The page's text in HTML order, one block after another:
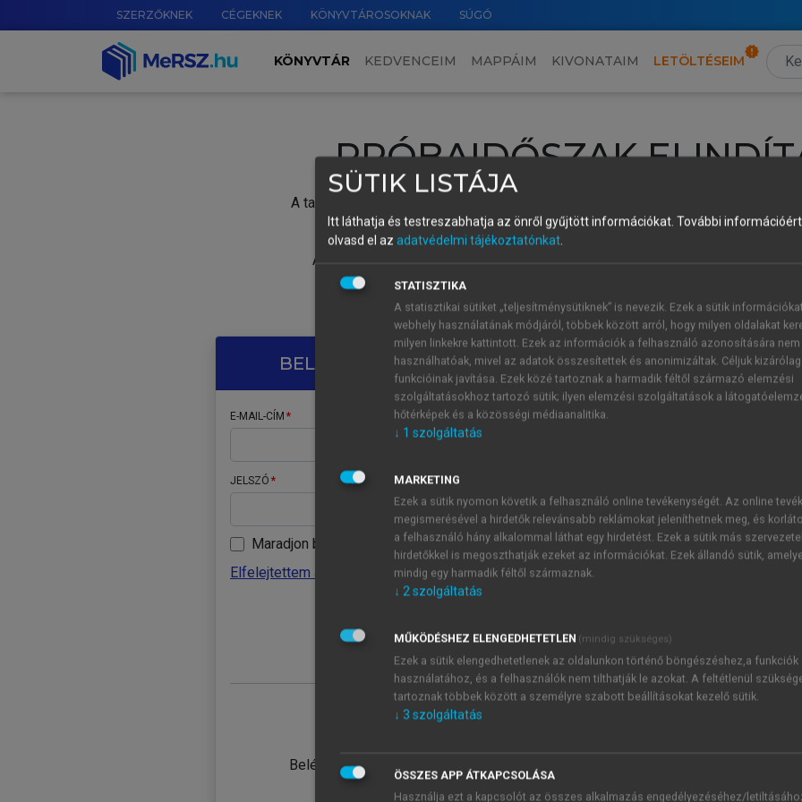
SZERZŐKNEK CÉGEKNEK KÖNYVTÁROSOKNAK SÚGÓ
KÖNYVTÁR KEDVENCEIM MAPPÁIM KIVONATAIM LETÖLTÉSEIM
PRÓBAIDŐSZAK
A tartalom megtekintéséhez lépj be a saját fiókoddal, iskolai azonosítóddal vagy
Új felhasználóként1 óra díjmentes hozzáférésrevagy
A próbaidőszak elindításához,
vagy hozz
A regisztráció után a
BELÉPÉS SAJÁT FIÓKKAL
E-MAIL-CÍM
JELSZÓ
Maradjon belépve
Elfelejtettem a jelszavamat
Belépés intézményi azonosítóval
ÚJ FIÓK
1 óra
JELSZÓ
Kérek értesítést a MeRSZ
Kérek értesítést az
SÜTIK LISTÁJA
Itt láthatja és testreszabhatja az önről gyűjtött információkat. További
olvasd el az adatvédelmi tájékoztatónkat.
STATISZTIKA
A statisztikai sütiket „teljesítménysütiknek” is nevezik. Ezek a sütik
webhely használatának módjáról, többek között arról, hogy milyen oldalakat
milyen linkekre kattintott. Ezek az információk a felhasználó azonosítására nem
használhatóak, mivel az adatok összesítettek és anonimizáltak. Céljuk
funkcióinak javítása. Ezek közé tartoznak a harmadik féltől származó elemzési
szolgáltatásokhoz tartozó sütik; ilyen elemzési szolgáltatások a
hőtérképek és a közösségi médiaanalitika.
↓ 1 szolgáltatás
MARKETING
Ezek a sütik nyomon követik a felhasználó online tevékenységét. Az online
megismerésével a hirdetők relevánsabb reklámokat jeleníthetnek meg, és
a felhasználó hány alkalommal láthat egy hirdetést. Ezek a sütik más
hirdetőkkel is megoszthatják ezeket az információkat. Ezek állandó sütik,
mindig egy harmadik féltől származnak.
↓ 2szolgáltatás
MŰKÖDÉSHEZ ELENGEDHETETLEN (mindig szükséges)
Ezek a sütik elengedhetetlenek az oldalunkon történő böngészéshez,a funkciók
használatához, és a felhasználók nem tilthatják le azokat. A feltétlenül
tartoznak többek között a személyre szabott beállításokat kezelő sütik.
↓ 3 szolgáltatás
ÖSSZES APP ÁTKAPCSOLÁSA
Használja ezt a kapcsolót az összes alkalmazás engedélyezéséhez/